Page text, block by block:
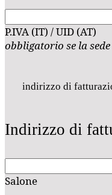
P.IVA (IT) / UID (AT)
obbligatorio se la
indirizzo di
Indirizzo di
Salone